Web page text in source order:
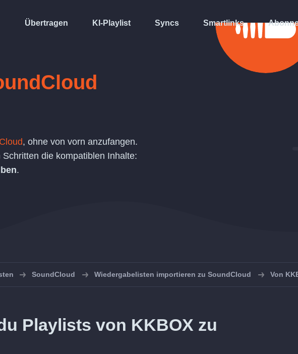
Übertragen KI-Playlist Syncs Smartlinks
, ohne von vorn anzufangen.
die kompatiblen Inhalte:
.
SoundCloud Wiedergabelisten importieren zu SoundCloud Von
Playlists von KKBOX zu